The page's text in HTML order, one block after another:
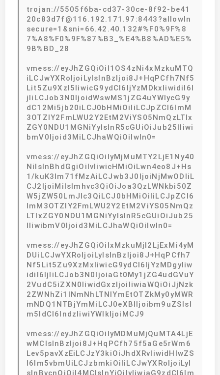
trojan://5505f6ba-cd37-30ce-8f92-be41
20c83d7f@116.192.171.97:8443?allowIn
secure=1&sni=66.42.40.132#%F0%9F%8
7%A8%F0%9F%87%B3_%E4%B8%AD%E5%
9B%BD_28
vmess://eyJhZGQiOiI1OS4zNi4xMzkuMTQ
iLCJwYXRoIjoiLyIsInBzIjoi8J+HqPCfh7Nf5
Lit5Zu9XzI5IiwicG9ydCI6IjYzMDkxIiwidiI6I
jIiLCJob3N0IjoidWswMS1jZG4uYWlycG9y
dC12Mi5jb20iLCJ0bHMiOiIiLCJpZCI6ImM
3OTZlY2FmLWU2Y2EtM2ViYS05NmQzLTIx
ZGY0NDU1MGNiYyIsInR5cGUiOiJub25lIiwi
bmV0Ijoid3MiLCJhaWQiOiIwIn0=
vmess://eyJhZGQiOiIyMjMuMTY2LjE1Ny40
NiIsInBhdGgiOiIvIiwicHMiOiLwn4eo8J+Hs
1/kuK3lm71fMzAiLCJwb3J0IjoiNjMwODIiL
CJ2IjoiMiIsImhvc3QiOiJoa3QzLWNkbi50Z
W5jZW50LmJlc3QiLCJ0bHMiOiIiLCJpZCI6
ImM3OTZlY2FmLWU2Y2EtM2ViYS05NmQz
LTIxZGY0NDU1MGNiYyIsInR5cGUiOiJub25
lIiwibmV0Ijoid3MiLCJhaWQiOiIwIn0=
vmess://eyJhZGQiOiIxMzkuMjI2LjExMi4yM
DUiLCJwYXRoIjoiLyIsInBzIjoi8J+HqPCfh7
Nf5Lit5Zu9XzMxIiwicG9ydCI6IjYzMDgyIiw
idiI6IjIiLCJob3N0IjoiaGt0My1jZG4udGVuY
2VudC5iZXN0IiwidGxzIjoiIiwiaWQiOiJjNzk
2ZWNhZi1lNmNhLTNlYmEtOTZkMy0yMWR
mNDQ1NTBjYmMiLCJ0eXBlIjoibm9uZSIsI
m5ldCI6IndzIiwiYWlkIjoiMCJ9
vmess://eyJhZGQiOiIyMDMuMjQuMTA4LjE
wMCIsInBzIjoi8J+HqPCfh75f5aGe5rWm6
Lev5pavXzEiLCJzY3kiOiJhdXRvIiwidHlwZS
I6Im5vbmUiLCJzbmkiOiIiLCJwYXRoIjoiLyI
sInBvcnQiOiI4MCIsInYiOiIyIiwiaG9zdCI6Im